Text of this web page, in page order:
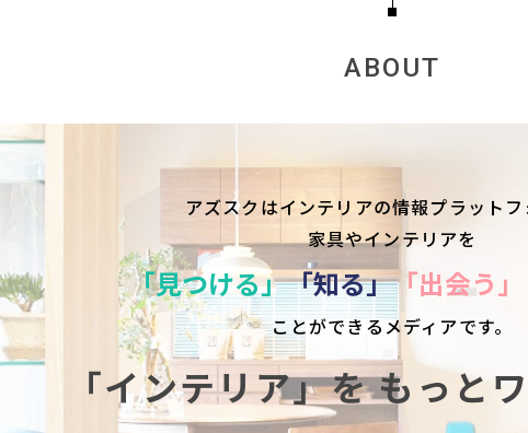
ABOUT
アズスクはインテリアの情報プラットフ
家具やインテリアを
「見つける」「知る」「出会う」
ことができるメディアです。
「インテリア」をもっとワ